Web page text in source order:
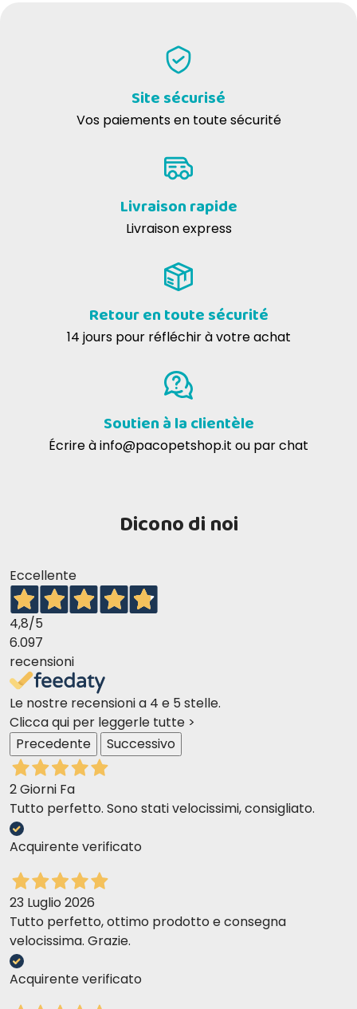
Site sécurisé
Vos paiements en toute sécurité
Livraison rapide
Livraison express
Retour en toute sécurité
14 jours pour réfléchir à votre achat
Soutien à la clientèle
Écrire àinfo@pacopetshop.it ou par chat
Dicono di noi
Eccellente
4,8/5
6.097
recensioni
Le nostre recensioni a 4 e 5 stelle.
Clicca qui per leggerle tutte >
Precedente
Successivo
2 Giorni Fa
Tutto perfetto. Sono stati velocissimi, consigliato.
Acquirente verificato
23 Luglio 2026
Tutto perfetto, ottimo prodotto e consegna
velocissima. Grazie.
Acquirente verificato